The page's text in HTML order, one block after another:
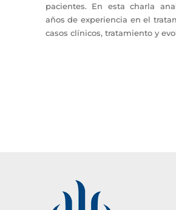
pacientes. En esta charla
años de experiencia en el
casos clínicos, tratamiento y